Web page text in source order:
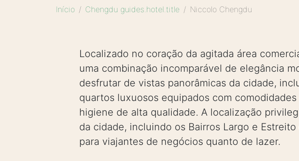
Início Chengdu guides.hotel.title Niccolo Chengdu
Localizado no coração da agitada área
uma combinação incomparável de elegância
desfrutar de vistas panorâmicas da cidade,
quartos luxuosos equipados com
higiene de alta qualidade. A localização
da cidade, incluindo os Bairros Largo e
para viajantes de negócios quanto de lazer.